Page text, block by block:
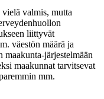
valmis, mutta
liittyvät
väestön määrä ja
maakunta-järjestelmään
maakunnat tarvitsevat
mm.